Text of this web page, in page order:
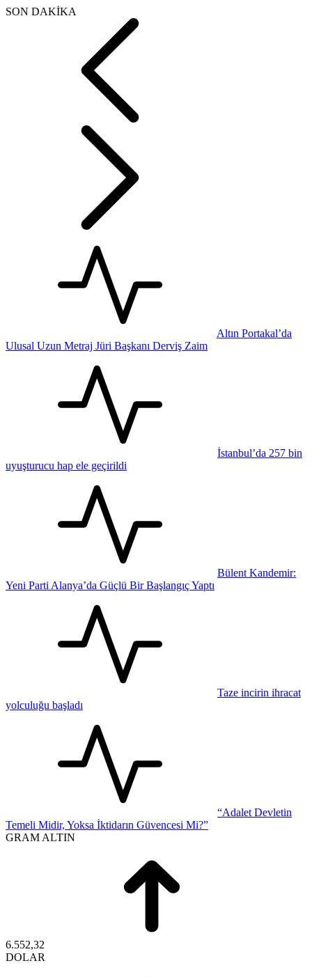
SON DAKİKA
Altın Portakal’da
Ulusal Uzun Metraj Jüri Başkanı Derviş Zaim
İstanbul’da 257 bin
uyuşturucu hap ele geçirildi
Bülent Kandemir:
Yeni Parti Alanya’da Güçlü Bir Başlangıç Yaptı
Taze incirin ihracat
yolculuğu başladı
“Adalet Devletin
Temeli Midir, Yoksa İktidarın Güvencesi Mi?”
GRAM ALTIN
6.552,32
DOLAR